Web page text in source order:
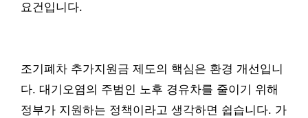
요건입니다.
조기폐차 추가지원금 제도의 핵심은 환경 개선입니
다. 대기오염의 주범인 노후 경유차를 줄이기 위해
정부가 지원하는 정책이라고 생각하면 쉽습니다. 가